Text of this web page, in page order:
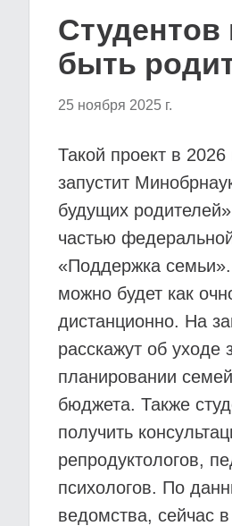
Студентов
быть
25 ноября 2025 г.
Такой проект в 2026
запустит
будущих
частью
«Поддержка
можно будет как
дистанционно. На
расскажут об уходе
планировании
бюджета. Также
получить
репродуктологов,
психологов. По
ведомства, сейчас в